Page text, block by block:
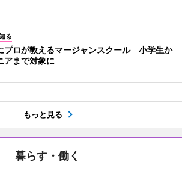
る
プロが教えるマージャンスクール 小学生か
アまで対象に
もっと見る
暮らす・働く